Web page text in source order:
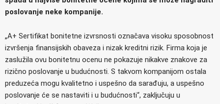
poslovanje neke kompanije.
„A+ Sertifikat bonitetne izvrsnosti označava visoku sposobnost
izvršenja finansijskih obaveza i nizak kreditni rizik. Firma koja je
zaslužila ovu bonitetnu ocenu ne pokazuje nikakve znakove za
rizično poslovanje u budućnosti. S takvom kompanijom ostala
preduzeća mogu kvalitetno i uspešno da sarađuju, a uspešno
poslovanje će se nastaviti i u budućnosti“, zaključuju u